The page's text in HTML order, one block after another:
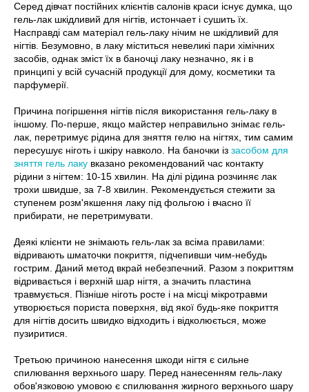
Серед дівчат постійних клієнтів салонів краси існує думка, що
гель-лак шкідливий для нігтів, истончает і сушить їх.
Насправді сам матеріал гель-лаку нічим не шкідливий для
нігтів. Безумовно, в лаку міститься невеликі пари хімічних
засобів, однак зміст їх в баночці лаку незначно, як і в
принципі у всій сучасній продукції для дому, косметики та
парфумерії.
Причина погіршення нігтів після використання гель-лаку в
іншому. По-перше, якщо майстер неправильно знімає гель-
лак, перетримує рідина для зняття гелю на нігтях, тим самим
пересушує ніготь і шкіру навколо. На баночки із засобом для
зняття гель лаку вказано рекомендований час контакту
рідини з нігтем: 10-15 хвилин. На ділі рідина розчиняє лак
трохи швидше, за 7-8 хвилин. Рекомендується стежити за
ступенем розм'якшення лаку під фольгою і вчасно її
прибирати, не перетримувати.
Деякі клієнти не знімають гель-лак за всіма правилами:
відривають шматочки покриття, підчепивши чим-небудь
гострим. Даний метод вкрай небезпечний. Разом з покриттям
відривається і верхній шар нігтя, а значить пластина
травмується. Пізніше ніготь росте і на місці мікротравми
утворюється пориста поверхня, від якої будь-яке покриття
для нігтів досить швидко відходить і відколюється, може
пузиритися.
Третьою причиною нанесення шкоди нігтя є сильне
спилювання верхнього шару. Перед нанесенням гель-лаку
обов'язковою умовою є спилювання жирного верхнього шару